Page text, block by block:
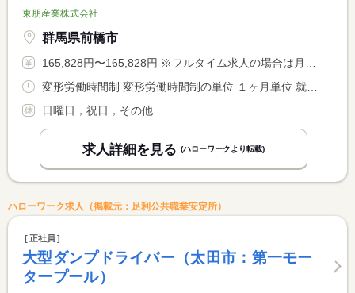
東朋産業株式会社
群馬県前橋市
165,828円〜165,828円 ※フルタイム求人の場合は月額（換算額）、パート求人の場合は時間額を表示しています。
日曜日，祝日，その他
求人詳細を見る (ハローワークより転載)
ハローワーク求人（掲載元：足利公共職業安定所）
正社員
大型ダンプドライバー（太田市：第一モー
タープール）